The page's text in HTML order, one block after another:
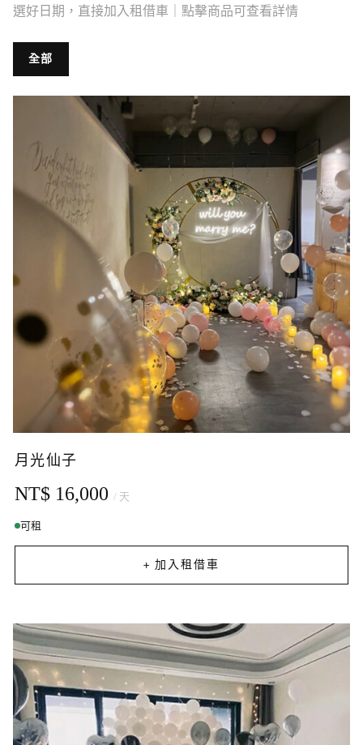
選好日期，直接加入租借車｜點擊商品可查看詳情
全部
月光仙子
NT$ 16,000 / 天
可租
+ 加入租借車